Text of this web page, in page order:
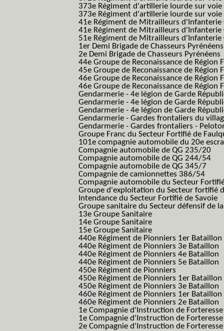
373e Régiment d'artillerie lourde sur voie
373e Régiment d'artillerie lourde sur
41e Régiment de Mitrailleurs d'Infanterie
41e Régiment de Mitrailleurs d'Infanterie
51e Régiment de Mitrailleurs d'Infanterie
1er Demi Brigade de Chasseurs Pyrénéens
2e Demi Brigade de Chasseurs Pyrénéens
44e Groupe de Reconaissance de Région
45e Groupe de Reconaissance de Région
46e Groupe de Reconaissance de Région
46e Groupe de Reconaissance de
Gendarmerie - 4e légion de Garde
Gendarmerie - 4e légion de Garde
Gendarmerie - 4e légion de Garde
Gendarmerie - Gardes frontaliers du
Gendarmerie - Gardes frontaliers -
Groupe Franc du Secteur Fortifié de
101e compagnie automobile du 20e
Compagnie automobile de QG 235/20
Compagnie automobile de QG 244/54
Compagnie automobile de QG 345/7
Compagnie de camionnettes 386/54
Compagnie automobile du Secteur
Groupe d'exploitation du Secteur fortifié
Intendance du Secteur Fortifié de Savoie
Groupe sanitaire du Secteur défensif de
13e Groupe Sanitaire
14e Groupe Sanitaire
15e Groupe Sanitaire
440e Régiment de Pionniers 1er Bataillon
440e Régiment de Pionniers 3e Bataillon
440e Régiment de Pionniers 4e Bataillon
440e Régiment de Pionniers 5e Bataillon
450e Régiment de Pionniers
450e Régiment de Pionniers 1er Bataillon
450e Régiment de Pionniers 3e Bataillon
460e Régiment de Pionniers 1er Bataillon
460e Régiment de Pionniers 2e Bataillon
1e Compagnie d'Instruction de
1e Compagnie d'Instruction de
2e Compagnie d'Instruction de